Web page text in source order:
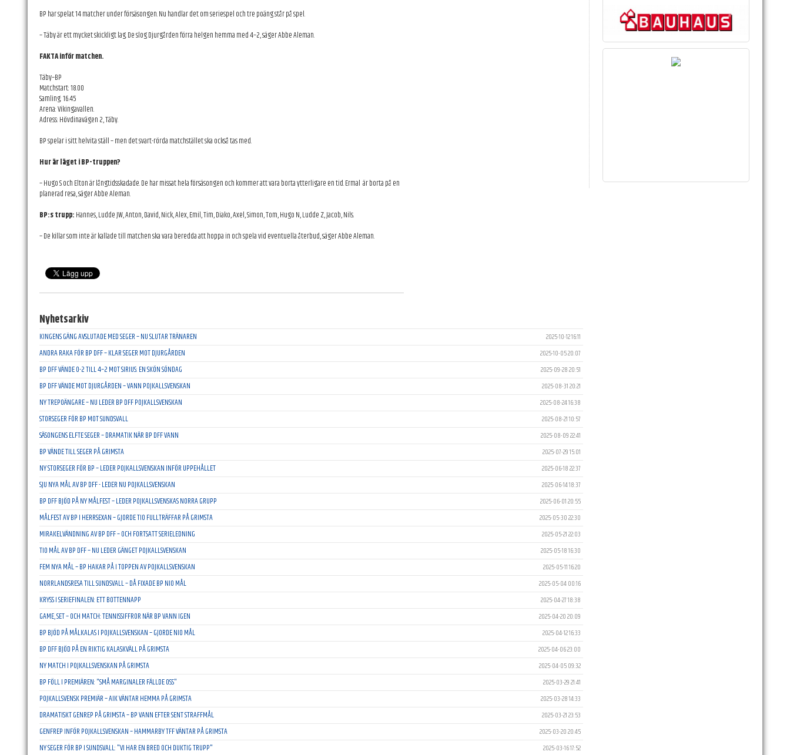
BP har spelat 14 matcher under försäsongen. Nu handlar det om seriespel och tre poäng står på spel.
– Täby är ett mycket skickligt lag. De slog Djurgården förra helgen hemma med 4–2, säger Abbe Aleman.
FAKTA inför matchen.
Täby–BP
Matchstart: 18.00
Samling: 16.45
Arena: Vikingavallen.
Adress: Hövdinavägen 2, Täby.
BP spelar i sitt helvita ställ – men det svart-rörda matchstället ska också tas med.
Hur är läget i BP-truppen?
– Hugo S och Elton är långtidsskadade. De har missat hela försäsongen och kommer att vara borta ytterligare en tid. Ermal är borta på en
planerad resa, säger Abbe Aleman.
BP:s trupp: Hannes, Ludde JW, Anton, David, Nick, Alex, Emil, Tim, Diako, Axel, Simon, Tom, Hugo N, Ludde Z, Jacob, Nils.
– De killar som inte är kallade till matchen ska vara beredda att hoppa in och spela vid eventuella återbud, säger Abbe Aleman.
Nyhetsarkiv
KINGENS GÄNG AVSLUTADE MED SEGER – NU SLUTAR TRÄNAREN 2025-10-12 16:11
ANDRA RAKA FÖR BP DFF – KLAR SEGER MOT DJURGÅRDEN 2025-10-05 20:07
BP DFF VÄNDE 0-2 TILL 4–2 MOT SIRIUS: EN SKÖN SÖNDAG 2025-09-28 20:51
BP DFF VÄNDE MOT DJURGÅRDEN – VANN POJKALLSVENSKAN 2025-08-31 20:21
NY TREPOÄNGARE – NU LEDER BP DFF POJKALLSVENSKAN 2025-08-24 16:38
STORSEGER FÖR BP MOT SUNDSVALL 2025-08-21 10:57
SÄSONGENS ELFTE SEGER – DRAMATIK NÄR BP DFF VANN 2025-08-09 22:41
BP VÄNDE TILL SEGER PÅ GRIMSTA 2025-07-29 15:01
NY STORSEGER FÖR BP – LEDER POJKALLSVENSKAN INFÖR UPPEHÅLLET 2025-06-18 22:37
SJU NYA MÅL AV BP DFF - LEDER NU POJKALLSVENSKAN 2025-06-14 18:37
BP DFF BJÖD PÅ NY MÅLFEST – LEDER POJKALLSVENSKAS NORRA GRUPP 2025-06-01 20:55
MÅLFEST AV BP I HERRSEXAN – GJORDE TIO FULLTRÄFFAR PÅ GRIMSTA 2025-05-30 22:30
MIRAKELVÄNDNING AV BP DFF – OCH FORTSATT SERIELEDNING 2025-05-21 22:03
TIO MÅL AV BP DFF – NU LEDER GÄNGET POJKALLSVENSKAN 2025-05-18 16:30
FEM NYA MÅL – BP HAKAR PÅ I TOPPEN AV POJKALLSVENSKAN 2025-05-11 16:20
NORRLANDSRESA TILL SUNDSVALL – DÅ FIXADE BP NIO MÅL 2025-05-04 00:16
KRYSS I SERIEFINALEN: ETT BOTTENNAPP 2025-04-27 18:38
GAME, SET – OCH MATCH: TENNISSIFFROR NÄR BP VANN IGEN 2025-04-20 20:09
BP BJÖD PÅ MÅLKALAS I POJKALLSVENSKAN – GJORDE NIO MÅL 2025-04-12 16:33
BP DFF BJÖD PÅ EN RIKTIG KALASKVÄLL PÅ GRIMSTA 2025-04-06 23:00
NY MATCH I POJKALLSVENSKAN PÅ GRIMSTA 2025-04-05 09:32
BP FÖLL I PREMIÄREN: "SMÅ MARGINALER FÄLLDE OSS" 2025-03-29 21:41
POJKALLSVENSK PREMIÄR – AIK VÄNTAR HEMMA PÅ GRIMSTA 2025-03-28 14:33
DRAMATISKT GENREP PÅ GRIMSTA – BP VANN EFTER SENT STRAFFMÅL 2025-03-21 23:53
GENFREP INFÖR POJKALLSVENSKAN – HAMMARBY TFF VÄNTAR PÅ GRIMSTA 2025-03-20 20:45
NY SEGER FÖR BP I SUNDSVALL: "VI HAR EN BRED OCH DUKTIG TRUPP" 2025-03-16 17:52